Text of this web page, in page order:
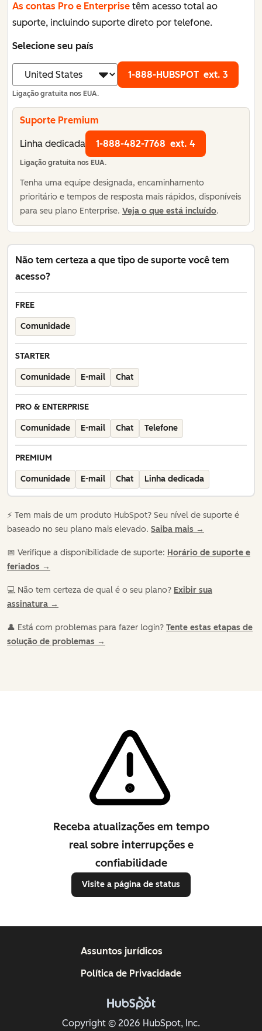
Não tem certeza a que tipo de suporte você tem
acesso?
FREE
Comunidade
STARTER
Comunidade E-mail Chat
PRO & ENTERPRISE
Comunidade E-mail Chat Telefone
PREMIUM
Comunidade E-mail Chat Linha dedicada
⚡️ Tem mais de um produto HubSpot? Seu nível de suporte é
baseado no seu plano mais elevado. Saiba mais →
📅 Verifique a disponibilidade de suporte: Horário de suporte e
feriados →
💻 Não tem certeza de qual é o seu plano? Exibir sua
assinatura →
👤 Está com problemas para fazer login? Tente estas etapas de
solução de problemas →
As contas Pro e Enterprise têm acesso total ao
suporte, incluindo suporte direto por telefone.
Selecione seu país
1-888-HUBSPOT ext. 3
Ligação gratuita nos EUA.
Suporte Premium
Linha dedicada 1-888-482-7768 ext. 4
Ligação gratuita nos EUA.
Tenha uma equipe designada, encaminhamento
prioritário e tempos de resposta mais rápidos, disponíveis
para seu plano Enterprise. Veja o que está incluído.
Receba atualizações em tempo
real sobre interrupções e
confiabilidade
Visite a página de status
Copyright © 2026 HubSpot, Inc.
Assuntos jurídicos
Política de Privacidade